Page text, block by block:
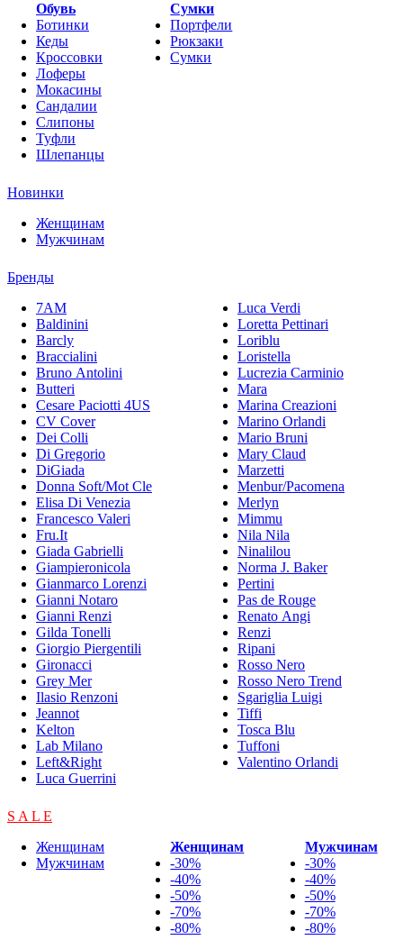
Обувь
Ботинки
Кеды
Кроссовки
Лоферы
Мокасины
Сандалии
Слипоны
Туфли
Шлепанцы
Сумки
Портфели
Рюкзаки
Сумки
Новинки
Женщинам
Мужчинам
Бренды
7AM
Baldinini
Barcly
Braccialini
Bruno Antolini
Butteri
Cesare Paciotti 4US
CV Cover
Dei Colli
Di Gregorio
DiGiada
Donna Soft/Mot Cle
Elisa Di Venezia
Francesco Valeri
Fru.It
Giada Gabrielli
Giampieronicola
Gianmarco Lorenzi
Gianni Notaro
Gianni Renzi
Gilda Tonelli
Giorgio Piergentili
Gironacci
Grey Mer
Ilasio Renzoni
Jeannot
Kelton
Lab Milano
Left&Right
Luca Guerrini
Luca Verdi
Loretta Pettinari
Loriblu
Loristella
Lucrezia Carminio
Mara
Marina Creazioni
Marino Orlandi
Mario Bruni
Mary Claud
Marzetti
Menbur/Pacomena
Merlyn
Mimmu
Nila Nila
Ninalilou
Norma J. Baker
Pertini
Pas de Rouge
Renato Angi
Renzi
Ripani
Rosso Nero
Rosso Nero Trend
Sgariglia Luigi
Tiffi
Tosca Blu
Tuffoni
Valentino Orlandi
S A L E
Женщинам
Мужчинам
Женщинам
-30%
-40%
-50%
-70%
-80%
Мужчинам
-30%
-40%
-50%
-70%
-80%